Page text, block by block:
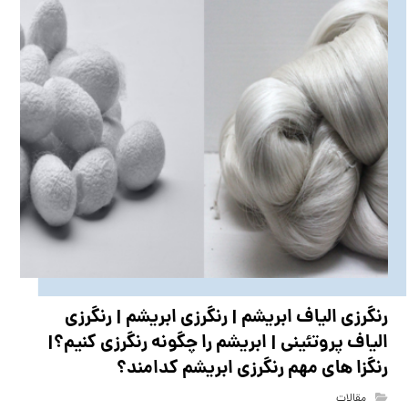
رنگرزی الیاف ابریشم | رنگرزی ابریشم | رنگرزی
الیاف پروتئینی | ابریشم را چگونه رنگرزی کنیم؟|
رنگزا های مهم رنگرزی ابریشم کدامند؟
مقالات